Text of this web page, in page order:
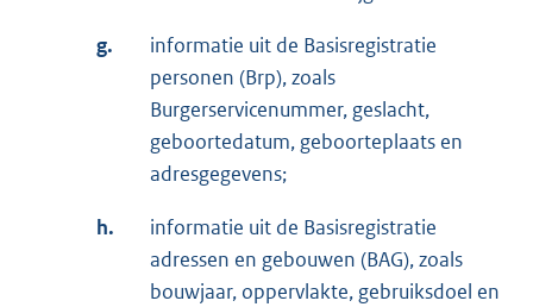
g.
informatie uit de Basisregistratie
personen (Brp), zoals
Burgerservicenummer, geslacht,
geboortedatum, geboorteplaats en
adresgegevens;
h.
informatie uit de Basisregistratie
adressen en gebouwen (BAG), zoals
bouwjaar, oppervlakte, gebruiksdoel en